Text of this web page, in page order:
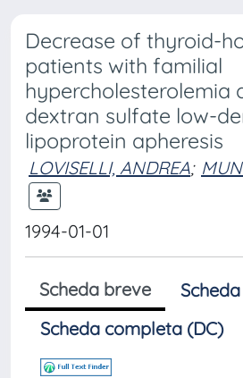
Decrease of thyroid-
patients with familial
hypercholesterolemia
dextran sulfate low-
lipoprotein apheresis
LOVISELLI, ANDREA;
1994-01-01
Scheda breve
Scheda completa (DC)